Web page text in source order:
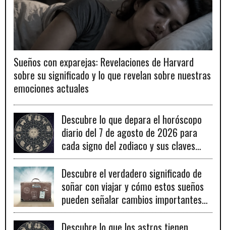
Sueños con exparejas: Revelaciones de Harvard
sobre su significado y lo que revelan sobre nuestras
emociones actuales
Descubre lo que depara el horóscopo
diario del 7 de agosto de 2026 para
cada signo del zodiaco y sus claves
para el éxito.
Descubre el verdadero significado de
soñar con viajar y cómo estos sueños
pueden señalar cambios importantes
en tu vida personal y profesional.
Descubre lo que los astros tienen